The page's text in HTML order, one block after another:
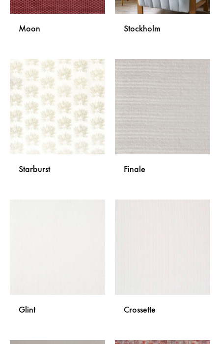
Moon
DODAJ
NA
LISTU
ŽELJA
Stockholm
Starburst Finale
Glint Crossette